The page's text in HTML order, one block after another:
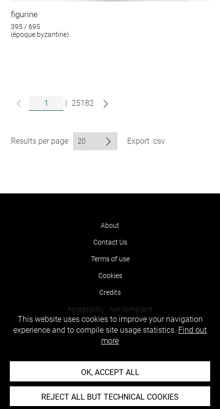
figurine
395 / 695
(époque byzantine)
| 25182
Results per page Export .csv
About
Contact Us
Terms of use
Cookies
Credits
Accessibility : non compliant
This website uses cookies to improve your navigation
experience and to compile site usage statistics. Find out
more
OK, ACCEPT ALL
REJECT ALL BUT TECHNICAL COOKIES